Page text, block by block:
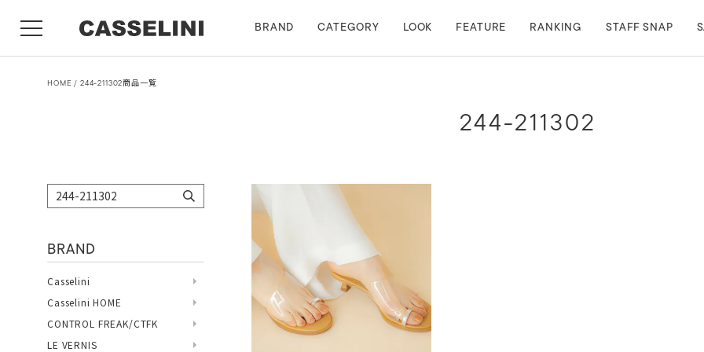
BRAND CATEGORY LOOK FEATURE RANKING STAFF SNAP
HOME 244-211302商品一覧
244-211302
BRAND
Casselini
Casselini HOME
CONTROL FREAK/CTFK
LE VERNIS